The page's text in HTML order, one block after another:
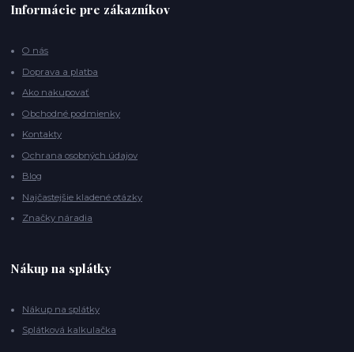
Informácie pre zákazníkov
O nás
Doprava a platba
Ako nakupovať
Obchodné podmienky
Kontakty
Ochrana osobných údajov
Blog
Najčastejšie kladené otázky
Značky náradia
Nákup na splátky
Nákup na splátky
Splátková kalkulačka